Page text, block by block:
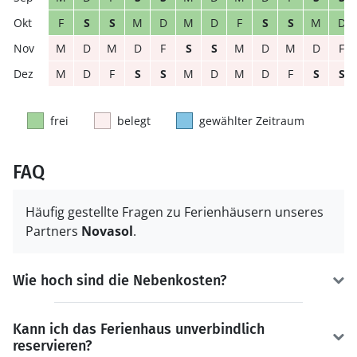
F
S S M D M D F S S M
D
M
D M D F S S M D M D
F
M
D F S S M D M D F S S
frei belegt gewählter Zeitraum
FAQ
Häufig gestellte Fragen zu Ferienhäusern unseres
Partners Novasol.
Wie hoch sind die Nebenkosten?
Kann ich das Ferienhaus unverbindlich
reservieren?